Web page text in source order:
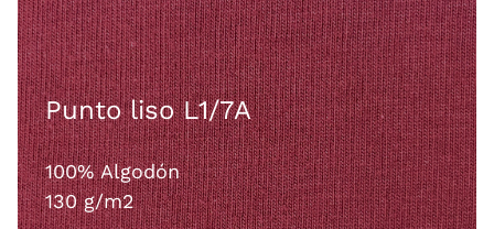
Punto liso L1/7A
100% Algodón
130 g/m2